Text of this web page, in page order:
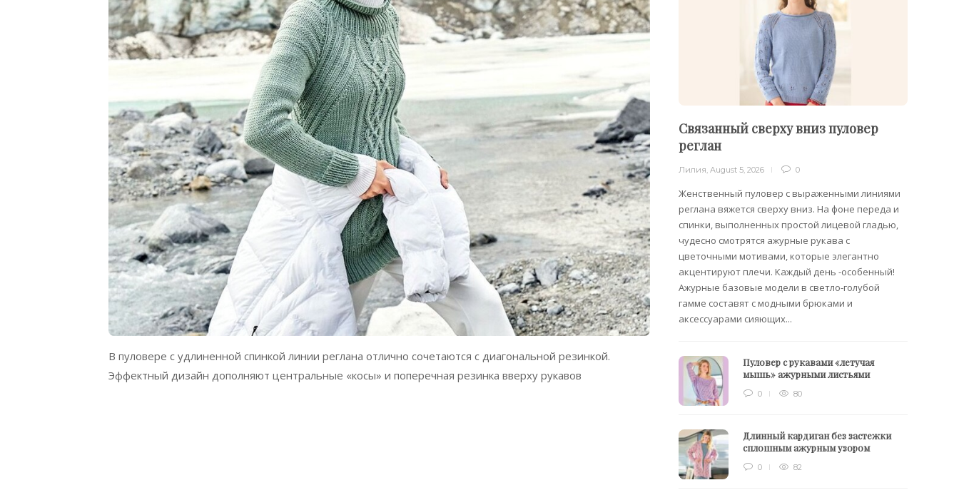
В пуловере с удлиненной спинкой линии реглана отлично сочетаются с диагональной резинкой.
Эффектный дизайн дополняют центральные «косы» и поперечная резинка вверху рукавов
Связанный сверху вниз пуловер
реглан
Лилия ,August 5, 2026 0
Женственный пуловер с выраженными линиями
реглана вяжется сверху вниз. На фоне переда и
спинки, выполненных простой лицевой гладью,
чудесно смотрятся ажурные рукава с
цветочными мотивами, которые элегантно
акцентируют плечи. Каждый день -особенный!
Ажурные базовые модели в светло-голубой
гамме составят с модными брюками и
аксессуарами сияющих...
Пуловер с рукавами «летучая
мышь» ажурными листьями
0 80
Длинный кардиган без застежки
сплошным ажурным узором
0 82